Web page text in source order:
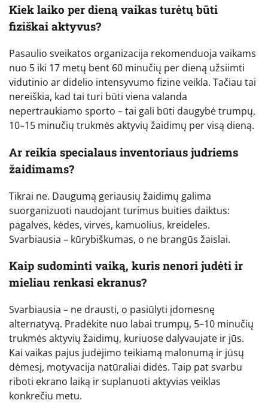
Kiek laiko per dieną vaikas turėtų būti
fiziškai aktyvus?
Pasaulio sveikatos organizacija rekomenduoja vaikams
nuo 5 iki 17 metų bent 60 minučių per dieną užsiimti
vidutinio ar didelio intensyvumo fizine veikla. Tačiau tai
nereiškia, kad tai turi būti viena valanda
nepertraukiamo sporto – tai gali būti daugybė trumpų,
10–15 minučių trukmės aktyvių žaidimų per visą dieną.
Ar reikia specialaus inventoriaus judriems
žaidimams?
Tikrai ne. Daugumą geriausių žaidimų galima
suorganizuoti naudojant turimus buities daiktus:
pagalves, kėdes, virves, kamuolius, kreideles.
Svarbiausia – kūrybiškumas, o ne brangūs žaislai.
Kaip sudominti vaiką, kuris nenori judėti ir
mieliau renkasi ekranus?
Svarbiausia – ne drausti, o pasiūlyti įdomesnę
alternatyvą. Pradėkite nuo labai trumpų, 5–10 minučių
trukmės aktyvių žaidimų, kuriuose dalyvaujate ir jūs.
Kai vaikas pajus judėjimo teikiamą malonumą ir jūsų
dėmesį, motyvacija natūraliai didės. Taip pat svarbu
riboti ekrano laiką ir suplanuoti aktyvias veiklas
konkrečiu metu.